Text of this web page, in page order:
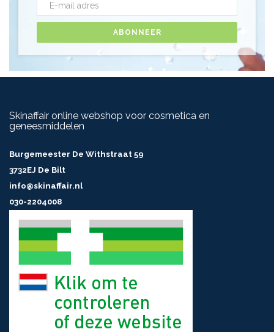
ABONNEER
Skinaffair online webshop voor cosmetica en
geneesmiddelen
Burgemeester De Withstraat 59
3732EJ De Bilt
info@skinaffair.nl
030-2204008